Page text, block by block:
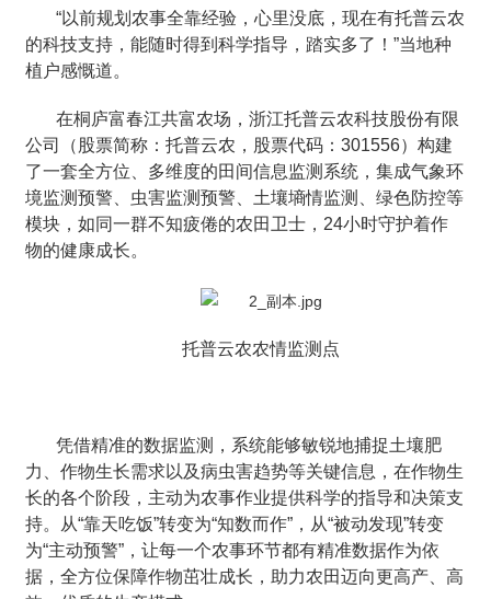
“以前规划农事全靠经验，心里没底，现在有托普云农
的科技支持，能随时得到科学指导，踏实多了！”当地种
植户感慨道。
在桐庐富春江共富农场，浙江托普云农科技股份有限
公司（股票简称：托普云农，股票代码：301556）构建
了一套全方位、多维度的田间信息监测系统，集成气象环
境监测预警、虫害监测预警、土壤墒情监测、绿色防控等
模块，如同一群不知疲倦的农田卫士，24小时守护着作
物的健康成长。
托普云农农情监测点
凭借精准的数据监测，系统能够敏锐地捕捉土壤肥
力、作物生长需求以及病虫害趋势等关键信息，在作物生
长的各个阶段，主动为农事作业提供科学的指导和决策支
持。从“靠天吃饭”转变为“知数而作”，从“被动发现”转变
为“主动预警”，让每一个农事环节都有精准数据作为依
据，全方位保障作物茁壮成长，助力农田迈向更高产、高